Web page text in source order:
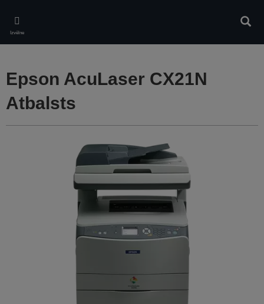
main
content
Izvēlne
Epson AcuLaser CX21N
Atbalsts